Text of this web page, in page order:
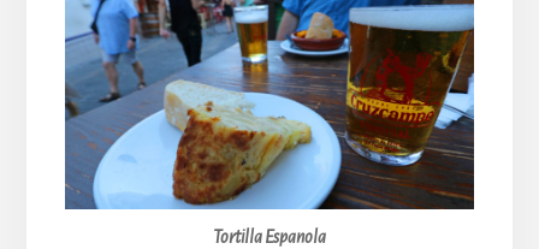
Tortilla Espanola